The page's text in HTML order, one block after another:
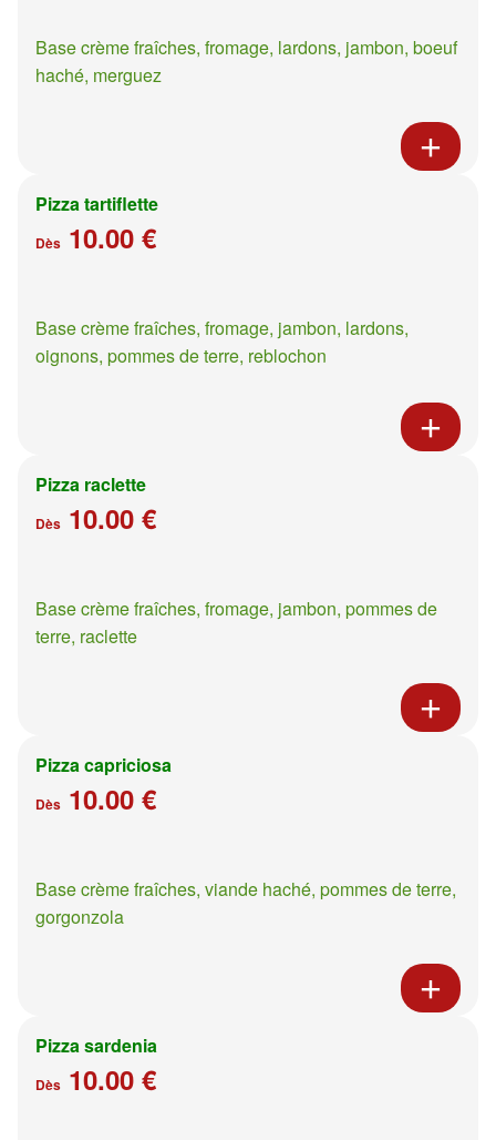
Base crème fraîches, fromage, lardons, jambon, boeuf
haché, merguez
Pizza tartiflette
Dès 10.00 €
Base crème fraîches, fromage, jambon, lardons,
oignons, pommes de terre, reblochon
Pizza raclette
Dès 10.00 €
Base crème fraîches, fromage, jambon, pommes de
terre, raclette
Pizza capriciosa
Dès 10.00 €
Base crème fraîches, viande haché, pommes de terre,
gorgonzola
Pizza sardenia
Dès 10.00 €